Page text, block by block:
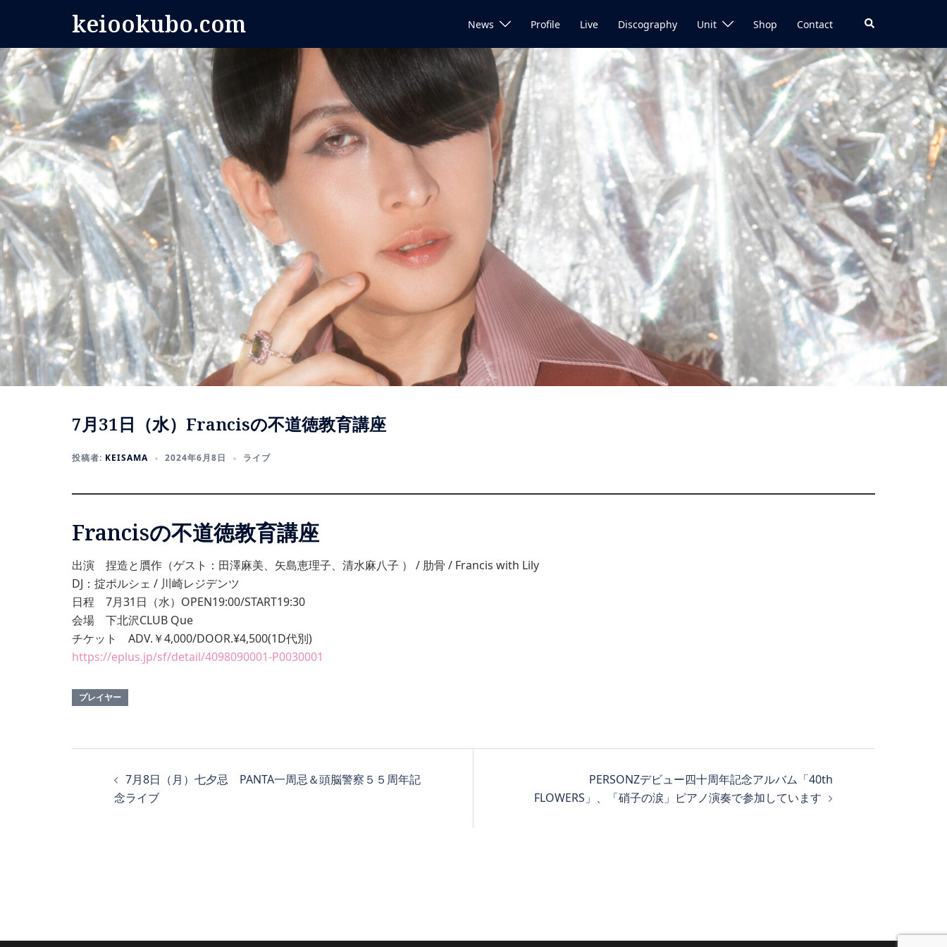
テ
ン
ツ
へ
ス
キ
ッ
プ
keiookubo.com News Profile Live Discography Unit Shop Contact 検
索
7月31日（水）Francisの不道徳教育講座
投稿者: KEISAMA 2024年6月8日 ライブ
Francisの不道徳教育講座
出演 捏造と贋作（ゲスト：田澤麻美、矢島恵理子、清水麻八子 ） / 肋骨 / Francis with Lily
DJ：掟ポルシェ / 川崎レジデンツ
日程 7月31日（水）OPEN19:00/START19:30
会場 下北沢CLUB Que
チケット ADV.￥4,000/DOOR.¥4,500(1D代別)
https://eplus.jp/sf/detail/4098090001-P0030001
プレイヤー
ョ
7月8日（月）七夕忌 PANTA一周忌＆頭脳警察５５周年記
念ライブ
PERSONZデビュー四十周年記念アルバム「40th
FLOWERS」、「硝子の涙」ピアノ演奏で参加しています